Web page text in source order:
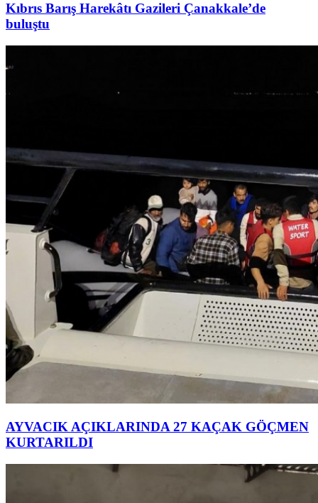
Kıbrıs Barış Harekâtı Gazileri Çanakkale’de
buluştu
AYVACIK AÇIKLARINDA 27 KAÇAK GÖÇMEN
KURTARILDI